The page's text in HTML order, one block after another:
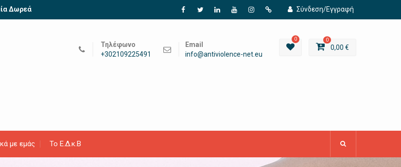
Δωρεά
Σύνδεση/Εγγραφή
Facebook
TwitterLinkedinYouTubeInstagram
URL
0 0
0,00 €
Τηλέφωνο
+302109225491
Email
info@antiviolence-net.eu
με εμάς Το Ε.Δ.κ.Β